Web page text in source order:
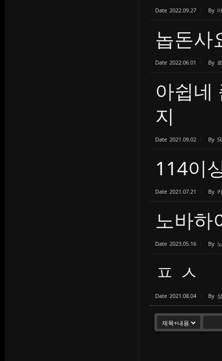
Date 2022.09.27 By
놉돈사
Date 2022.06.01 By
아쉽네
지
Date 2021.09.02 By
114이
Date 2021.07.21 By
노바하
Date 2023.05.16 By
ㅍ ㅅ
Date 2021.08.04 By